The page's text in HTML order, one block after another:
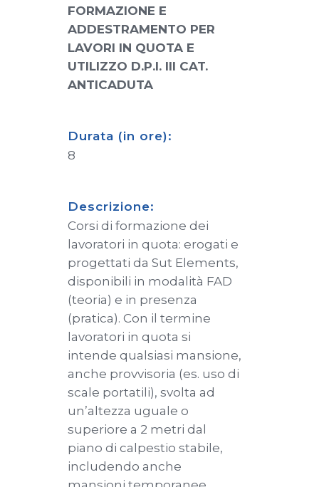
FORMAZIONE E
ADDESTRAMENTO PER
LAVORI IN QUOTA E
UTILIZZO D.P.I. III CAT.
ANTICADUTA
Durata (in ore):
8
Descrizione:
Corsi di formazione dei
lavoratori in quota: erogati e
progettati da Sut Elements,
disponibili in modalità FAD
(teoria) e in presenza
(pratica). Con il termine
lavoratori in quota si
intende qualsiasi mansione,
anche provvisoria (es. uso di
scale portatili), svolta ad
un’altezza uguale o
superiore a 2 metri dal
piano di calpestio stabile,
includendo anche